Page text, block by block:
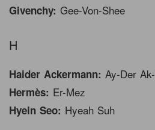
Givenchy: Gee-Von-Shee
H
Haider Ackermann: Ay-Der
Hermès: Er-Mez
Hyein Seo: Hyeah Suh